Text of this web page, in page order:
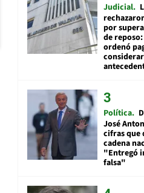
Judicial
por
de
ordenó
Política
José
cifras que
cadena
"Entregó
falsa"